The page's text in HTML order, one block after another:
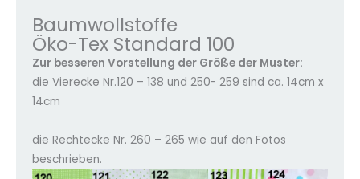
Baumwollstoffe
Öko-Tex Standard 100
Zur besseren Vorstellung der Größe der Muster:
die Vierecke Nr.120 – 138 und 250- 259 sind ca. 14cm x
14cm
die Rechtecke Nr. 260 – 265 wie auf den Fotos
beschrieben.